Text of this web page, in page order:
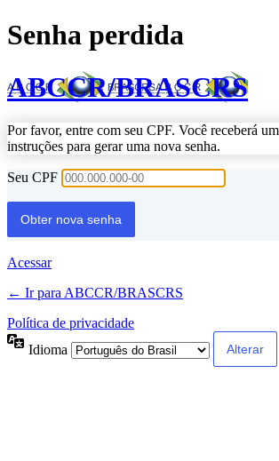
Senha perdida
ABCCR/BRASCRS
Por favor, entre com seu CPF. Você receberá
instruções para gerar uma nova senha.
Seu CPF
Acessar
← Ir para ABCCR/BRASCRS
Política de privacidade
Idioma